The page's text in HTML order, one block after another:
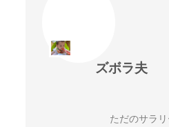
ズボラ夫
ただのサラ